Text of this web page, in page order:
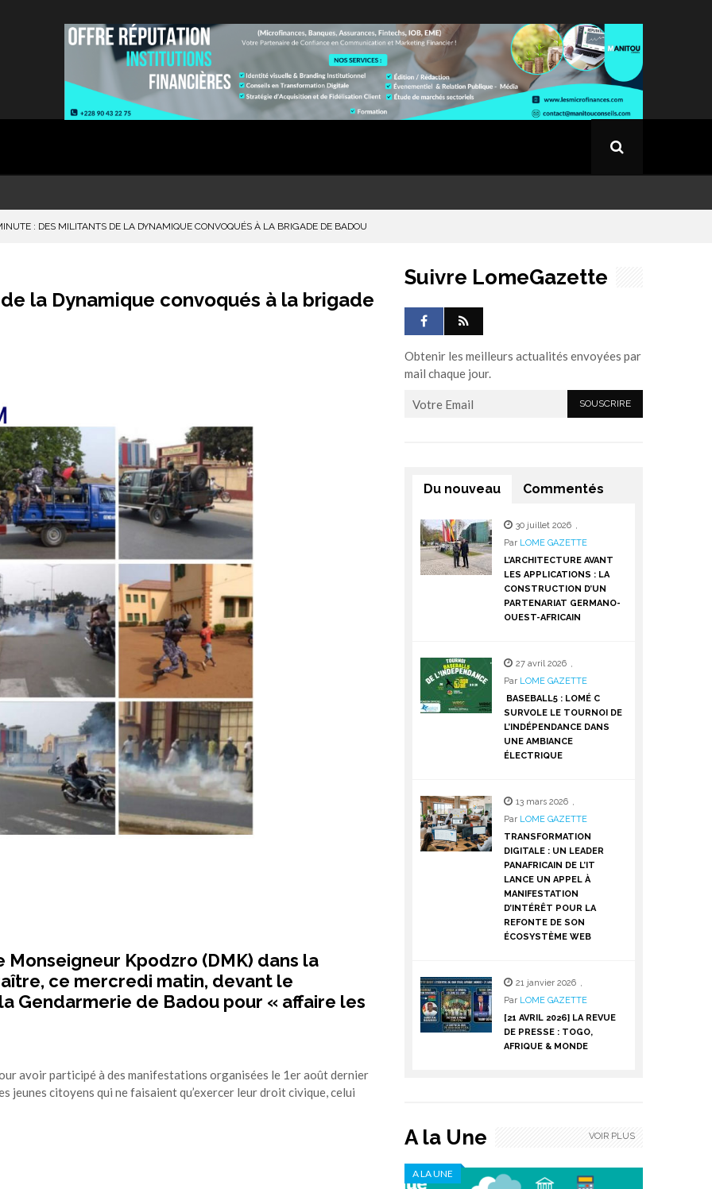
: DES MILITANTS DE LA DYNAMIQUE CONVOQUÉS À LA BRIGADE DE BADOU
la Dynamique convoqués à la brigade
Kpodzro (DMK) dans la
ce mercredi matin, devant le
Gendarmerie de Badou pour « affaire les
avoir participé à des manifestations organisées le 1er août dernier
jeunes citoyens qui ne faisaient qu’exercer leur droit civique, celui
Suivre LomeGazette
Obtenir les meilleurs actualités envoyées par
mail chaque jour.
Du nouveau Commentés
30 juillet 2026 ,
Par LOME GAZETTE
L’ARCHITECTURE AVANT
LES APPLICATIONS : LA
CONSTRUCTION D’UN
PARTENARIAT GERMANO-
OUEST-AFRICAIN
27 avril 2026 ,
Par LOME GAZETTE
BASEBALL5 : LOMÉ C
SURVOLE LE TOURNOI DE
L’INDÉPENDANCE DANS
UNE AMBIANCE
ÉLECTRIQUE
13 mars 2026 ,
Par LOME GAZETTE
TRANSFORMATION
DIGITALE : UN LEADER
PANAFRICAIN DE L’IT
LANCE UN APPEL À
MANIFESTATION
D’INTÉRÊT POUR LA
REFONTE DE SON
ÉCOSYSTÈME WEB
21 janvier 2026 ,
Par LOME GAZETTE
[21 AVRIL 2026] LA REVUE
DE PRESSE : TOGO,
AFRIQUE & MONDE
A la Une
A LA UNE
VOIR PLUS